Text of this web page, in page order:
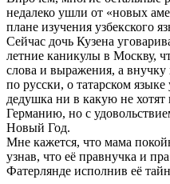
недалеко ушли от «новых
плане изучения узбекского
Сейчас дочь Кузена
летние каникулы в Москву,
слова и выражения, а внучку
по русски, о татарском
дедушка ни в какую не хотят
Германию, но с
Новый Год.
Мне кажется, что мама
узнав, что её правнучка и
Фатерлянде исполнив её